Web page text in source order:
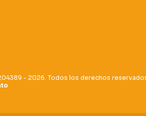
- 2026. Todos los derechos